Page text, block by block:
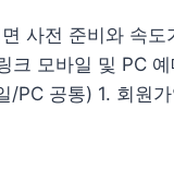
사전 준비와 속
크 모바일 및 PC
/PC 공통) 1. 회원